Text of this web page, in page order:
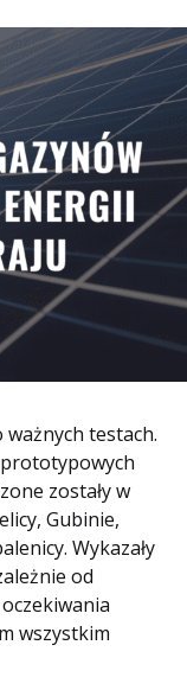
testach.
zostały w
Gubinie,
Wykazały
od
wszystkim